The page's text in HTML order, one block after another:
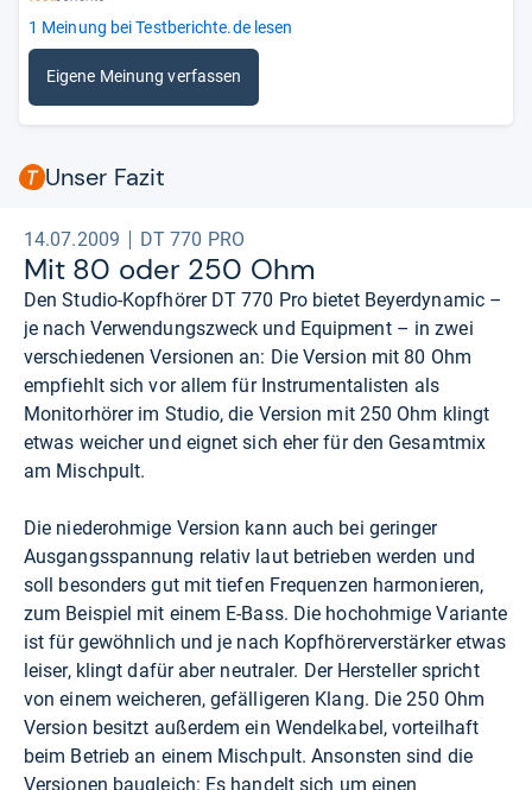
1 Meinung bei Testberichte.de lesen
Eigene Meinung verfassen
Unser Fazit
14.07.2009 DT 770 PRO
Mit 80 oder 250 Ohm
Den Studio-Kopfhörer DT 770 Pro bietet Beyerdynamic –
je nach Verwendungszweck und Equipment – in zwei
verschiedenen Versionen an: Die Version mit 80 Ohm
empfiehlt sich vor allem für Instrumentalisten als
Monitorhörer im Studio, die Version mit 250 Ohm klingt
etwas weicher und eignet sich eher für den Gesamtmix
am Mischpult.
Die niederohmige Version kann auch bei geringer
Ausgangsspannung relativ laut betrieben werden und
soll besonders gut mit tiefen Frequenzen harmonieren,
zum Beispiel mit einem E-Bass. Die hochohmige Variante
ist für gewöhnlich und je nach Kopfhörerverstärker etwas
leiser, klingt dafür aber neutraler. Der Hersteller spricht
von einem weicheren, gefälligeren Klang. Die 250 Ohm
Version besitzt außerdem ein Wendelkabel, vorteilhaft
beim Betrieb an einem Mischpult. Ansonsten sind die
Versionen baugleich: Es handelt sich um einen